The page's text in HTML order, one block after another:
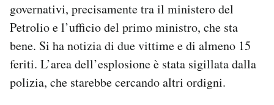
Notifiche mobile
Regala il Post
Hai bisogno di aiuto?
governativi, precisamente tra il ministero del
Petrolio e l’ufficio del primo ministro, che sta
bene. Si ha notizia di due vittime e di almeno 15
feriti. L’area dell’esplosione è stata sigillata dalla
polizia, che starebbe cercando altri ordigni.